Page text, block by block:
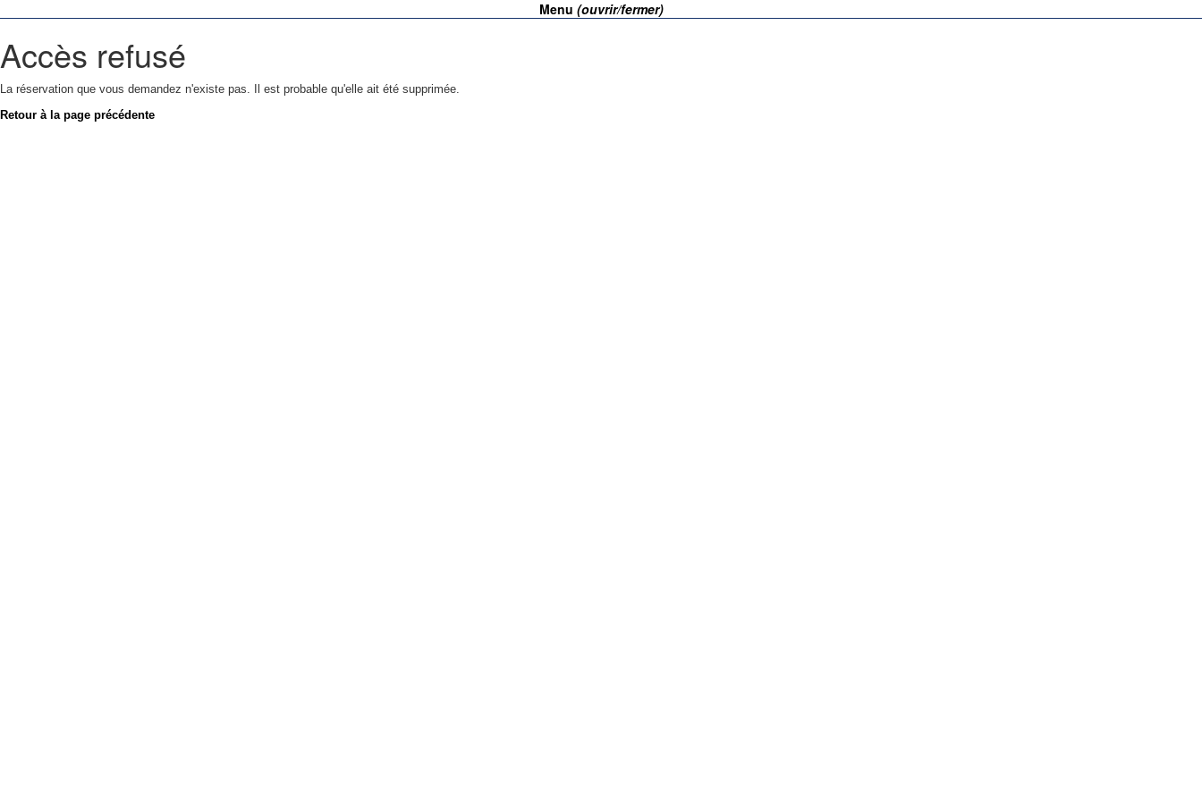
Menu (ouvrir/fermer)
Accès refusé
La réservation que vous demandez n'existe pas. Il est probable qu'elle ait été supprimée.
Retour à la page précédente